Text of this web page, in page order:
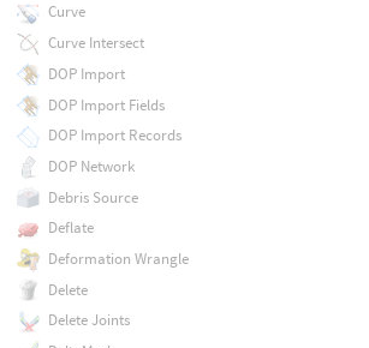
Curve
Curve Intersect
DOP Import
DOP Import Fields
DOP Import Records
DOP Network
Debris Source
Deflate
Deformation Wrangle
Delete
Delete Joints